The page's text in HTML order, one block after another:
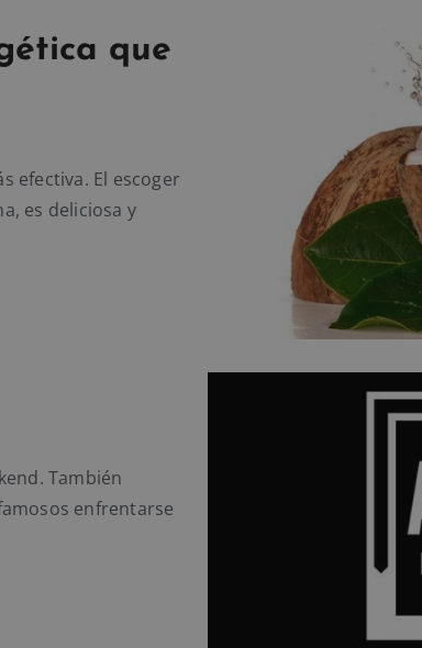
que
efectiva. El escoger
es deliciosa y
También
enfrentarse